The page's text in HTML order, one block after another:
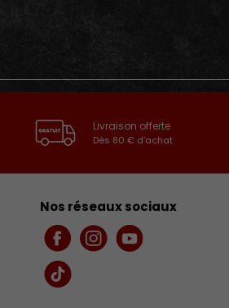
Livraison offerte
Dès 80 € d’achat
Nos réseaux sociaux
FacebookInstagramYouTube
TikTok